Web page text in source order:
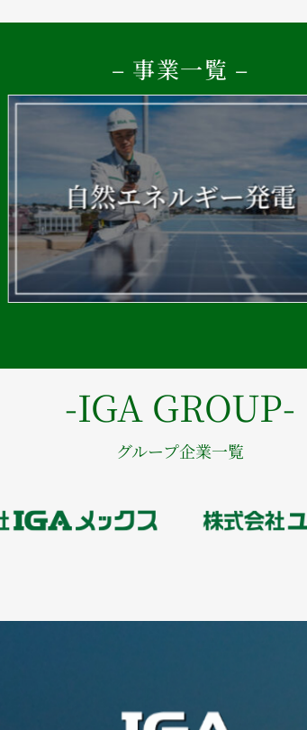
– 事業一覧 –
-IGA GROUP-
グループ企業一覧